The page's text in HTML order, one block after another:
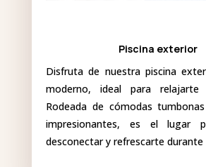
Piscina exterior
Disfruta de nuestra piscina
moderno, ideal para
Rodeada de cómodas
impresionantes, es el lugar
desconectar y refrescarte durante